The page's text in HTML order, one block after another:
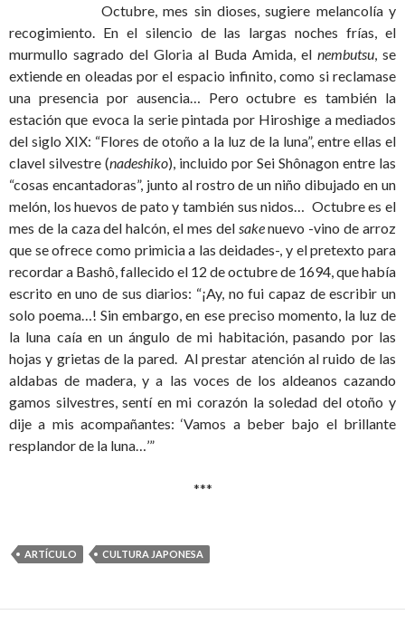
Octubre, mes sin dioses, sugiere melancolía y
recogimiento. En el silencio de las largas noches frías, el
murmullo sagrado del Gloria al Buda Amida, el nembutsu, se
extiende en oleadas por el espacio infinito, como si reclamase
una presencia por ausencia… Pero octubre es también la
estación que evoca la serie pintada por Hiroshige a mediados
del siglo XIX: “Flores de otoño a la luz de la luna”, entre ellas el
clavel silvestre (nadeshiko), incluido por Sei Shônagon entre las
“cosas encantadoras”, junto al rostro de un niño dibujado en un
melón, los huevos de pato y también sus nidos… Octubre es el
mes de la caza del halcón, el mes del sakenuevo -vino de arroz
que se ofrece como primicia a las deidades-, y el pretexto para
recordar a Bashô, fallecido el 12 de octubre de 1694, que había
escrito en uno de sus diarios: “¡Ay, no fui capaz de escribir un
solo poema…! Sin embargo, en ese preciso momento, la luz de
la luna caía en un ángulo de mi habitación, pasando por las
hojas y grietas de la pared. Al prestar atención al ruido de las
aldabas de madera, y a las voces de los aldeanos cazando
gamos silvestres, sentí en mi corazón la soledad del otoño y
dije a mis acompañantes: ‘Vamos a beber bajo el brillante
resplandor de la luna…’”
***
ARTÍCULO CULTURA JAPONESA